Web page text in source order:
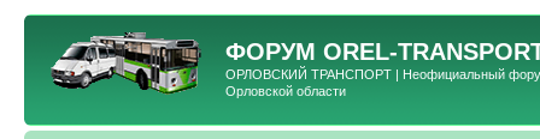
ФОРУМ OREL-
ОРЛОВСКИЙ ТРАНСПОРТ | Неофициальный форум
Орловской области